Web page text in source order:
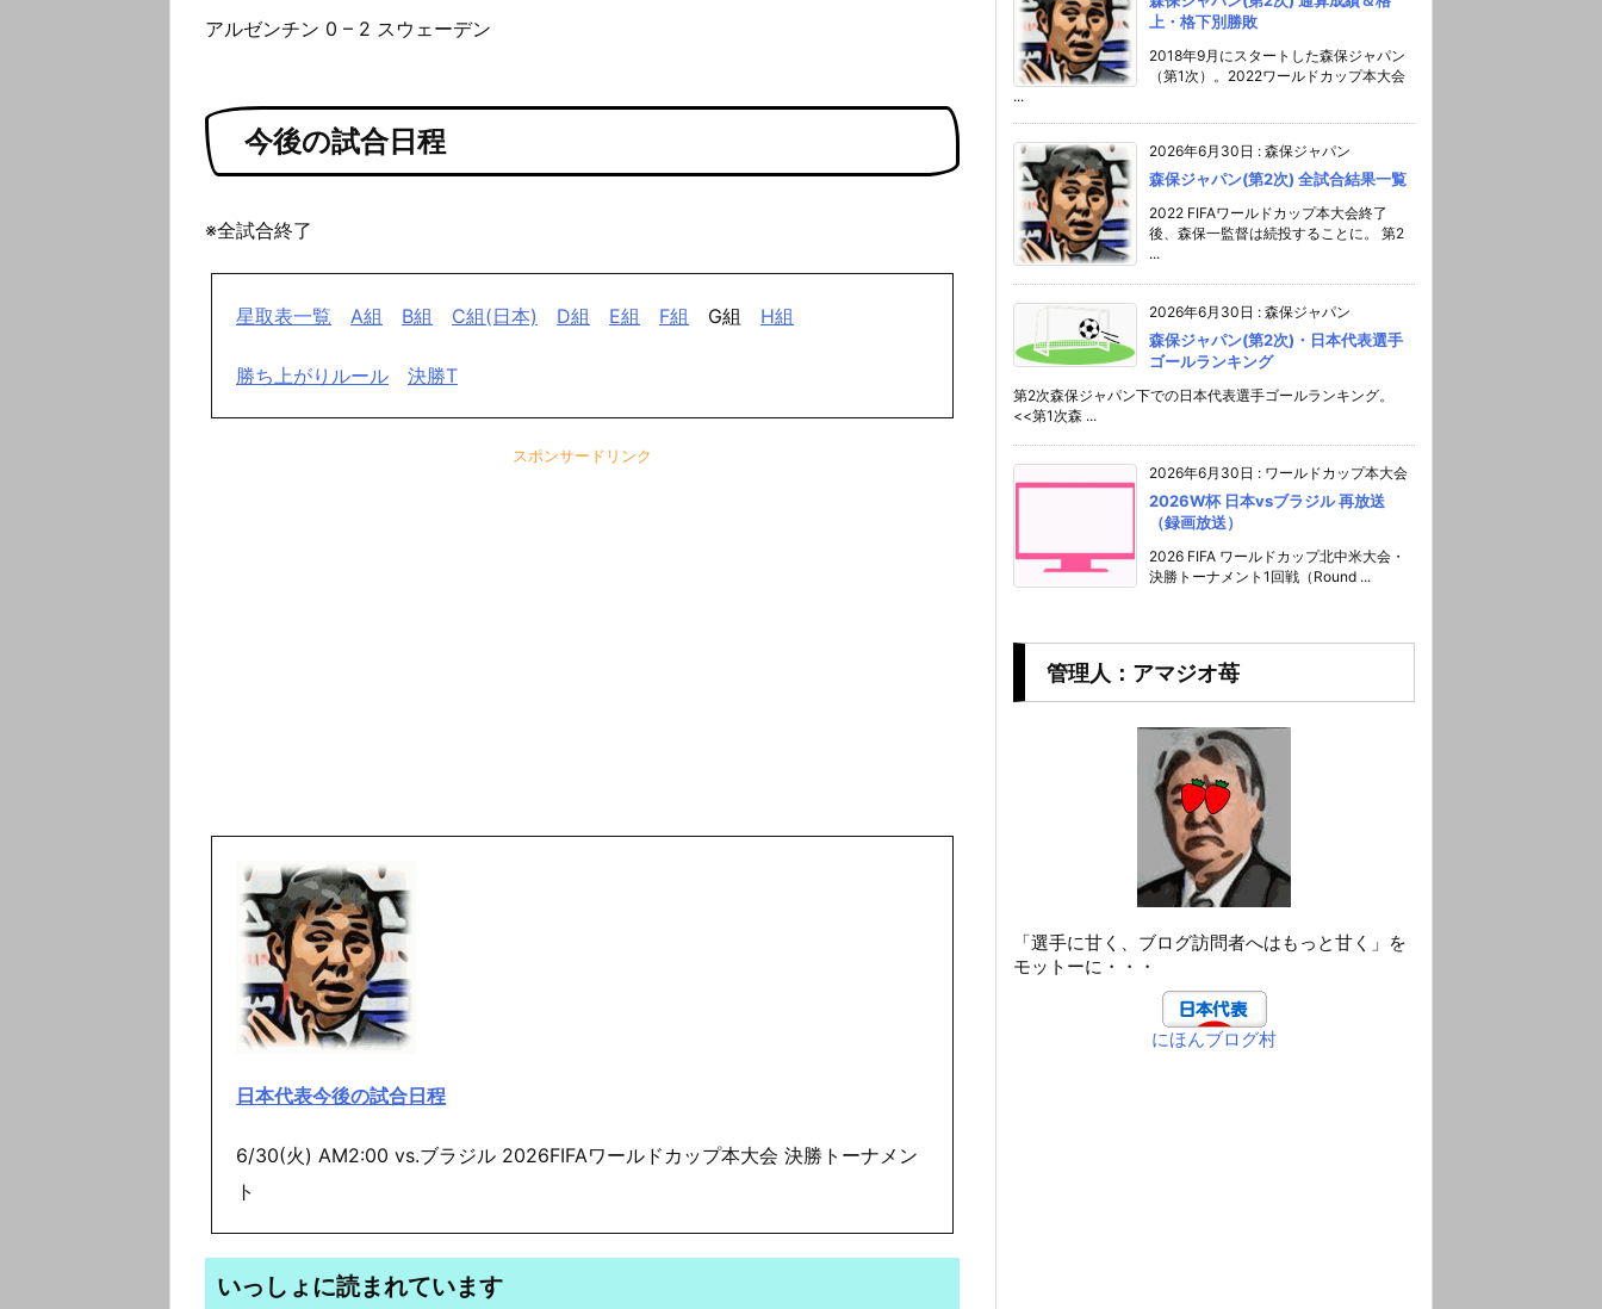
アルゼンチン 0 – 2 スウェーデン
今後の試合日程
※全試合終了
星取表一覧 A組 B組 C組(日本) D組 E組 F組 G組 H組
勝ち上がりルール 決勝T
スポンサードリンク
日本代表今後の試合日程
6/30(火) AM2:00 vs.ブラジル 2026FIFAワールドカップ本大会 決勝トーナメン
ト
いっしょに読まれています
上・格下別勝敗
2018年9月にスタートした森保ジャパン
（第1次）。2022ワールドカップ本大会
...
2026年6月30日 : 森保ジャパン
森保ジャパン(第2次) 全試合結果一覧
2022 FIFAワールドカップ本大会終了
後、森保一監督は続投することに。 第2
...
2026年6月30日 : 森保ジャパン
森保ジャパン(第2次)・日本代表選手
ゴールランキング
第2次森保ジャパン下での日本代表選手ゴールランキング。
<<第1次森 ...
2026年6月30日 : ワールドカップ本大会
2026W杯 日本vsブラジル 再放送
（録画放送）
2026 FIFA ワールドカップ北中米大会・
決勝トーナメント1回戦（Round ...
管理人：アマジオ苺
「選手に甘く、ブログ訪問者へはもっと甘く」を
モットーに・・・
にほんブログ村